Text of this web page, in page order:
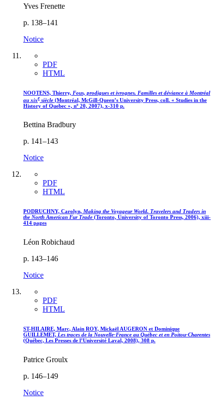
Yves Frenette
p. 138–141
Notice
PDF
HTML
NOOTENS, Thierry, Fous, prodigues et ivrognes. Familles et déviance à Montréal
au xixe siècle (Montréal, McGill-Queen’s University Press, coll. « Studies in the
History of Quebec », nº 20, 2007), x-310 p.
Bettina Bradbury
p. 141–143
Notice
PDF
HTML
PODRUCHNY, Carolyn, Making the Voyageur World. Travelers and Traders in
the North American Fur Trade (Toronto, University of Toronto Press, 2006), xiii-
414 pages
Léon Robichaud
p. 143–146
Notice
PDF
HTML
ST-HILAIRE, Marc, Alain ROY, Mickaël AUGERON et Dominique
GUILLEMET, Les traces de la Nouvelle-France au Québec et en Poitou-Charentes
(Québec, Les Presses de l’Université Laval, 2008), 308 p.
Patrice Groulx
p. 146–149
Notice